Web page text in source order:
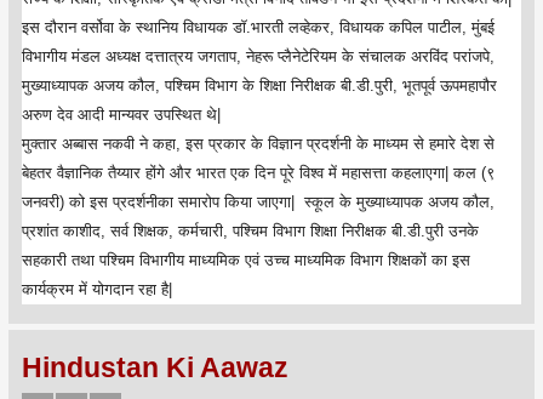
इस दौरान वर्सोवा के स्थानिय विधायक डॉ.भारती लव्हेकर, विधायक कपिल पाटील, मुंबई
विभागीय मंडल अध्यक्ष दत्तात्रय जगताप, नेहरू प्लैनेटेरियम के संचालक अरविंद परांजपे,
मुख्याध्यापक अजय कौल, पश्चिम विभाग के शिक्षा निरीक्षक बी.डी.पुरी, भूतपूर्व ऊपमहापौर
अरुण देव आदी मान्यवर उपस्थित थे|
मुक्तार अब्बास नकवी ने कहा, इस प्रकार के विज्ञान प्रदर्शनी के माध्यम से हमारे देश से
बेहतर वैज्ञानिक तैय्यार होंगे और भारत एक दिन पूरे विश्व में महासत्ता कहलाएगा| कल (९
जनवरी) को इस प्रदर्शनीका समारोप किया जाएगा| स्कूल के मुख्याध्यापक अजय कौल,
प्रशांत काशीद, सर्व शिक्षक, कर्मचारी, पश्चिम विभाग शिक्षा निरीक्षक बी.डी.पुरी उनके
सहकारी तथा पश्चिम विभागीय माध्यमिक एवं उच्च माध्यमिक विभाग शिक्षकों का इस
कार्यक्रम में योगदान रहा है|
Hindustan Ki Aawaz